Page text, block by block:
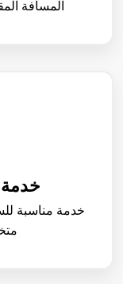
المسافة
خدمة مناسبة